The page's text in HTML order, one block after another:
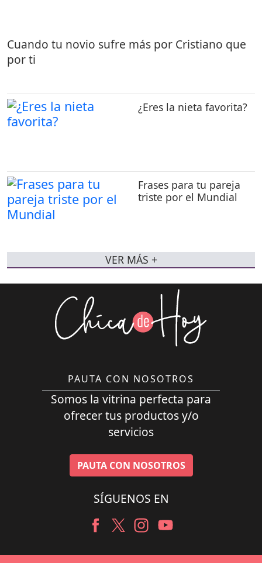
Cuando tu novio sufre más por Cristiano que
por ti
¿Eres la nieta favorita?
Frases para tu pareja
triste por el Mundial
VER MÁS +
PAUTA CON NOSOTROS
Somos la vitrina perfecta para
ofrecer tus productos y/o
servicios
PAUTA CON NOSOTROS
SÍGUENOS EN